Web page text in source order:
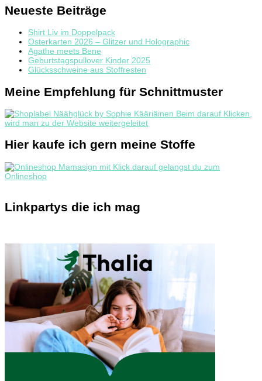
Neueste Beiträge
Shirt Liv im Doppelpack
Osterkarten 2026 – Glitzer und Holographic
Agathe meets Bene
Geburtstagspullover Kinder 2025
Glücksschweine aus Stoffresten
Meine Empfehlung für Schnittmuster
Hier kaufe ich gern meine Stoffe
Linkpartys die ich mag